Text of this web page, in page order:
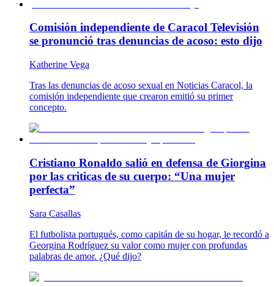
Comisión independiente de Caracol Televisión
se pronunció tras denuncias de acoso: esto dijo
Katherine Vega
Tras las denuncias de acoso sexual en Noticias Caracol, la
comisión independiente que crearon emitió su primer
concepto.
Cristiano Ronaldo salió en defensa de Giorgina
por las criticas de su cuerpo: “Una mujer
perfecta”
Sara Casallas
El futbolista portugués, como capitán de su hogar, le recordó a
Georgina Rodríguez su valor como mujer con profundas
palabras de amor. ¿Qué dijo?